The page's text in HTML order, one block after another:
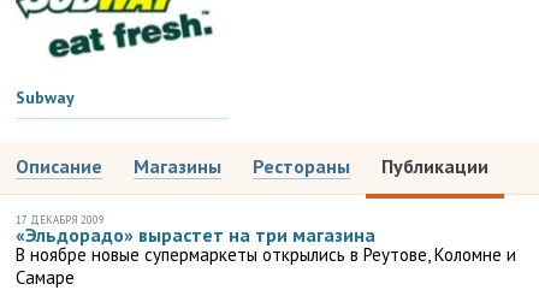
Subway
Описание Магазины Рестораны Публикации
17 ДЕКАБРЯ 2009
«Эльдорадо» вырастет на три магазина
В ноябре новые супермаркеты открылись в Реутове, Коломне и
Самаре